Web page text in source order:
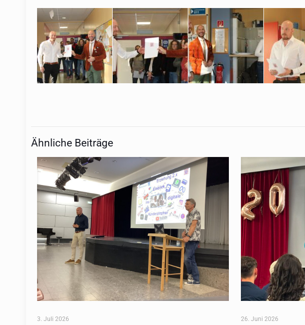
Ähnliche Beiträge
3. Juli 2026 26. Juni 2026